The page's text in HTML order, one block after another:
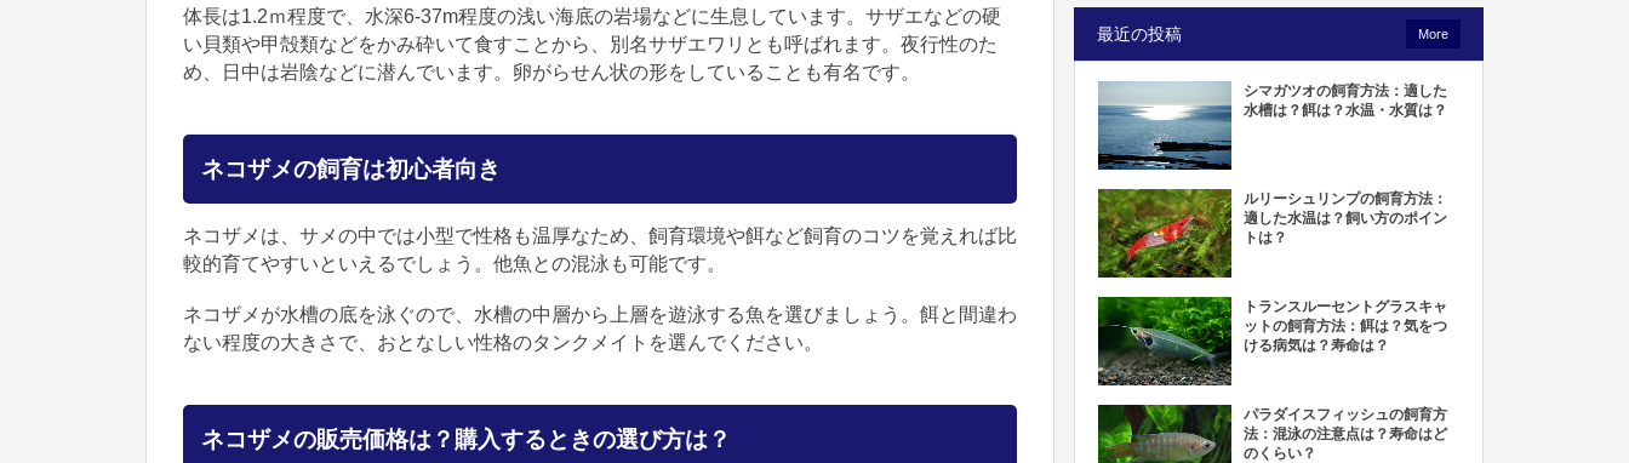
体長は1.2ｍ程度で、水深6-37m程度の浅い海底の岩場などに生息しています。サザエなどの硬
い貝類や甲殻類などをかみ砕いて食すことから、別名サザエワリとも呼ばれます。夜行性のた
め、日中は岩陰などに潜んでいます。卵がらせん状の形をしていることも有名です。
ネコザメの飼育は初心者向き
ネコザメは、サメの中では小型で性格も温厚なため、飼育環境や餌など飼育のコツを覚えれば比
較的育てやすいといえるでしょう。他魚との混泳も可能です。
ネコザメが水槽の底を泳ぐので、水槽の中層から上層を遊泳する魚を選びましょう。餌と間違わ
ない程度の大きさで、おとなしい性格のタンクメイトを選んでください。
ネコザメの販売価格は？購入するときの選び方は？
最近の投稿
シマガツオの飼育方法：適した
水槽は？餌は？水温・水質は？
ルリーシュリンプの飼育方法：
適した水温は？飼い方のポイン
トは？
トランスルーセントグラスキャ
ットの飼育方法：餌は？気をつ
ける病気は？寿命は？
パラダイスフィッシュの飼育方
法：混泳の注意点は？寿命はど
のくらい？
More